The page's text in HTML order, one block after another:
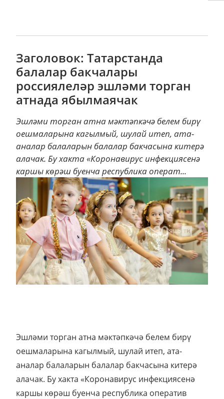
Заголовок: Татарстанда
балалар бакчалары
россиялеләр эшләми торган
атнада ябылмаячак
Эшләми торган атна мәктәпкәчә белем бирү
оешмаларына кагылмый, шулай итеп, ата-
аналар балаларын балалар бакчасына китерә
алачак. Бу хакта «Коронавирус инфекциясенә
каршы көрәш буенча республика операт...
Эшләми торган атна мәктәпкәчә белем бирү
оешмаларына кагылмый, шулай итеп, ата-
аналар балаларын балалар бакчасына китерә
алачак. Бу хакта «Коронавирус инфекциясенә
каршы көрәш буенча республика оператив